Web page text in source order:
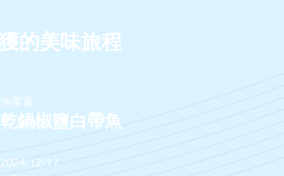
的美味旅程
漁業署
乾鍋椒鹽白帶魚
2024-12-17